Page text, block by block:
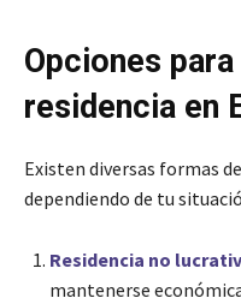
Opciones
residencia en
Existen diversas formas
dependiendo de tu
Residencia no
mantenerse